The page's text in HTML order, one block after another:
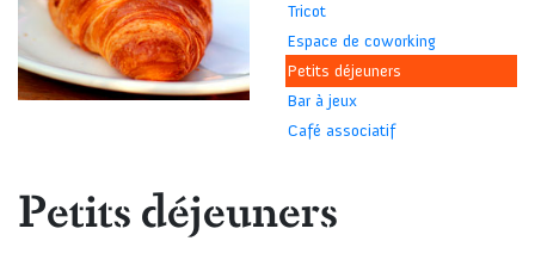
Tricot
Espace de coworking
Petits déjeuners
Bar à jeux
Café associatif
Petits déjeuners